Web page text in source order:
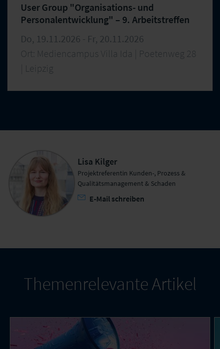
User Group "Organisations- und
Personalentwicklung" – 9. Arbeitstreffen
Do, 19.11.2026 - Fr, 20.11.2026
Ort: Mediencampus Villa Ida | Poetenweg 28
| Leipzig
Lisa Kilger
Projektreferentin Kunden-, Prozess &
Qualitätsmanagement & Schaden
E-Mail schreiben
Themenrelevante Artikel